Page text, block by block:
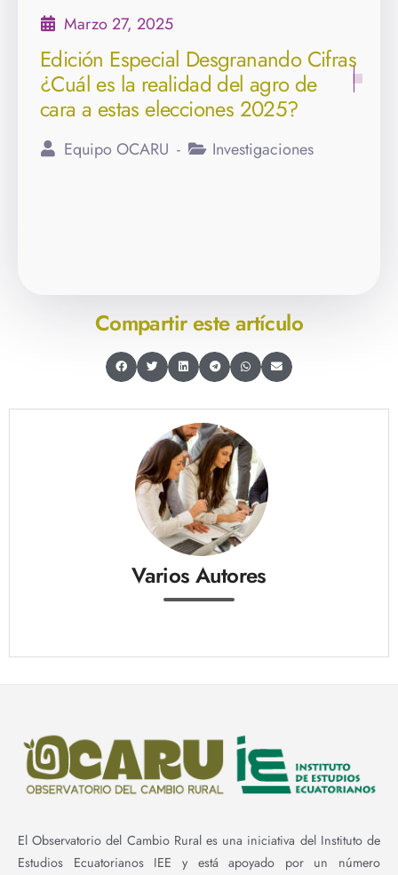
Marzo 27, 2025
Edición Especial Desgranando Cifras
¿Cuál es la realidad del agro de
cara a estas elecciones 2025?
Equipo OCARU Investigaciones
Compartir este artículo
Varios Autores
El Observatorio del Cambio Rural es una iniciativa del Instituto de
Estudios Ecuatorianos IEE y está apoyado por un número